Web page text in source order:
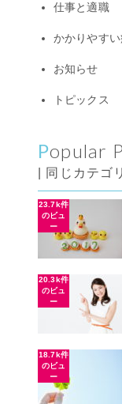
仕事と適職
かかりやす
お知らせ
トピックス
Popular
| 同じカテゴ
23.7k件
のビュ
ー
20.3k件
のビュ
ー
18.7k件
のビュ
ー